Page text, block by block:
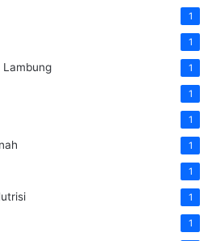
1
1
Lambung 1
1
1
1
1
1
1